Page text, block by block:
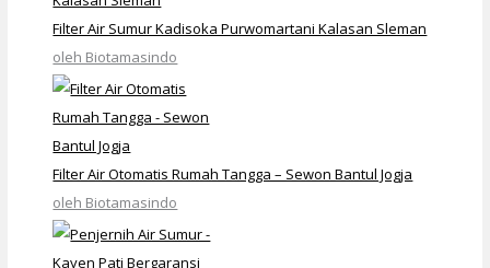
Filter Air Sumur Kadisoka Purwomartani Kalasan Sleman
oleh Biotamasindo
Filter Air Otomatis Rumah Tangga – Sewon Bantul Jogja
oleh Biotamasindo